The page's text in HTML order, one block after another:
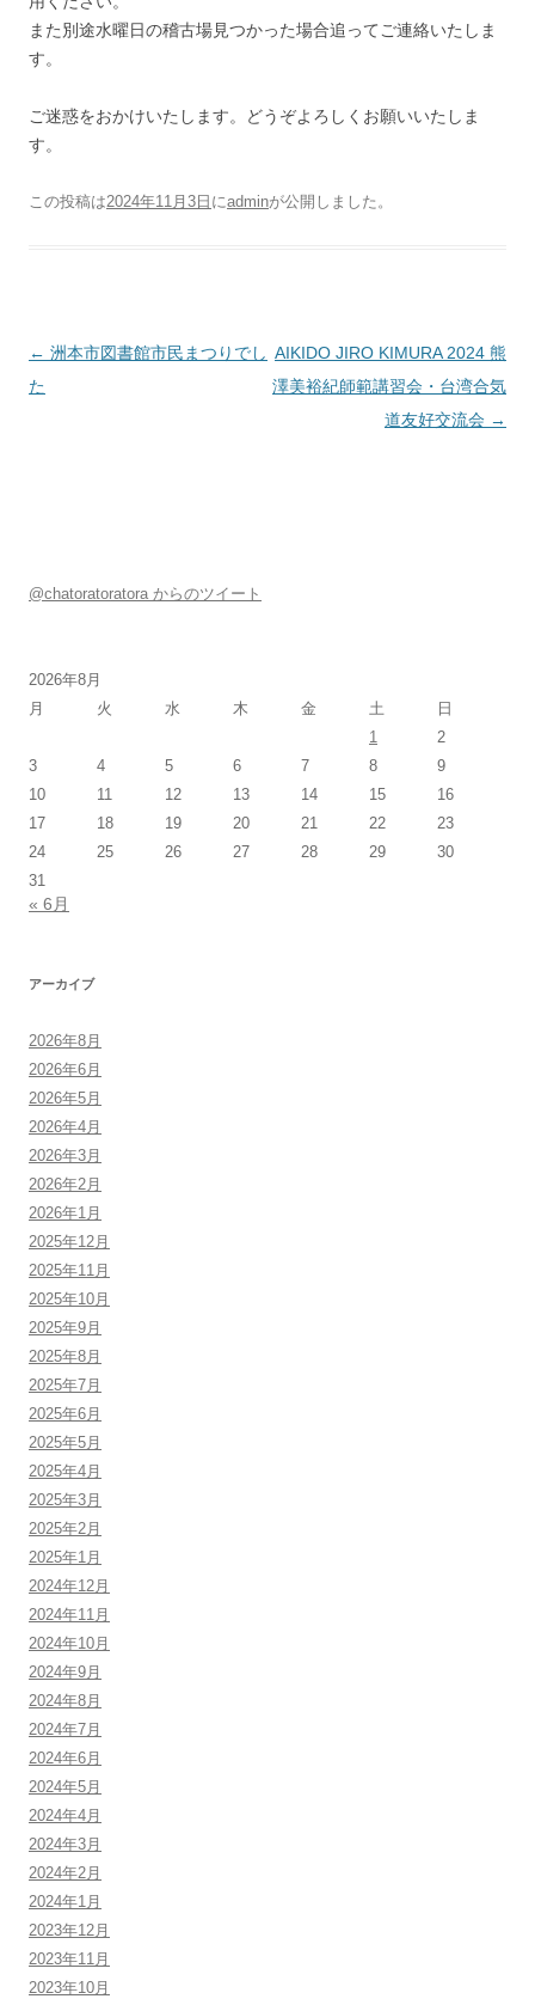
また別途水曜日の稽古場見つかった場合追ってご連絡いたしま
す。
ご迷惑をおかけいたします。どうぞよろしくお願いいたしま
す。
この投稿は2024年11月3日 にadminが公開しました 。
投稿ナビゲーション
← 洲本市図書館市民まつりでし
た
AIKIDO JIRO KIMURA 2024 熊
澤美裕紀師範講習会・台湾合気
道友好交流会 →
@chatoratoratora からのツイート
2026年8月
月
火 水 木 金 土
日
1
2
3
4 5 6 7 8
9
10
11 12 13 14 15
16
17
18 19 20 21 22
23
24
25 26 27 28 29
30
31
« 6月
アーカイブ
2026年8月
2026年6月
2026年5月
2026年4月
2026年3月
2026年2月
2026年1月
2025年12月
2025年11月
2025年10月
2025年9月
2025年8月
2025年7月
2025年6月
2025年5月
2025年4月
2025年3月
2025年2月
2025年1月
2024年12月
2024年11月
2024年10月
2024年9月
2024年8月
2024年7月
2024年6月
2024年5月
2024年4月
2024年3月
2024年2月
2024年1月
2023年12月
2023年11月
2023年10月